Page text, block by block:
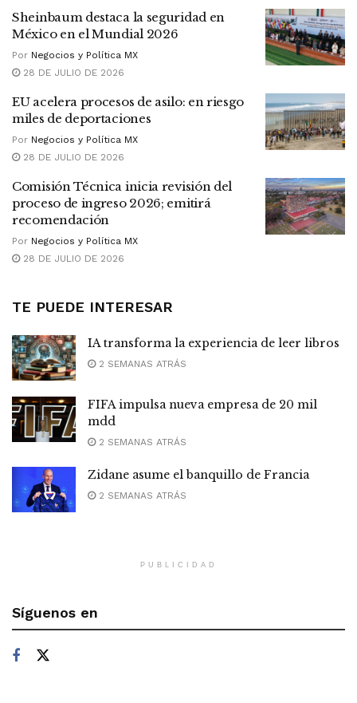
Sheinbaum destaca la seguridad en
México en el Mundial 2026
Por Negocios y Política MX
28 DE JULIO DE 2026
EU acelera procesos de asilo: en riesgo
miles de deportaciones
Por Negocios y Política MX
28 DE JULIO DE 2026
Comisión Técnica inicia revisión del
proceso de ingreso 2026; emitirá
recomendación
Por Negocios y Política MX
28 DE JULIO DE 2026
TE PUEDE INTERESAR
IA transforma la experiencia de leer libros
2 SEMANAS ATRÁS
FIFA impulsa nueva empresa de 20 mil
mdd
2 SEMANAS ATRÁS
Zidane asume el banquillo de Francia
2 SEMANAS ATRÁS
PUBLICIDAD
Síguenos en